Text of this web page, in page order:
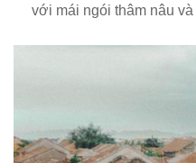
với mái ngói thâm nâu